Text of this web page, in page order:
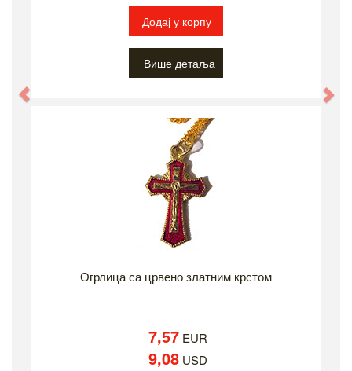
Додај у корпу
Више детаља
Огрлица са црвено златним крстом
7,57 EUR
9,08 USD